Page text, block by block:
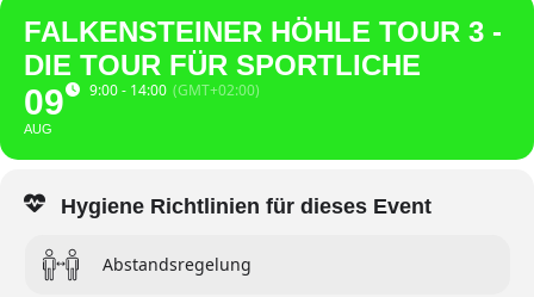
FALKENSTEINER HÖHLE TOUR 3 -
DIE TOUR FÜR SPORTLICHE
09
AUG
9:00 - 14:00 (GMT+02:00)
Hygiene Richtlinien für dieses Event
Abstandsregelung